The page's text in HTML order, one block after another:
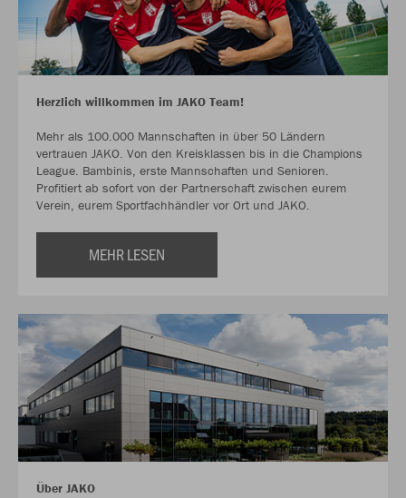
Herzlich willkommen im JAKO Team!
Mehr als 100.000 Mannschaften in über 50 Ländern
vertrauen JAKO. Von den Kreisklassen bis in die Champions
League. Bambinis, erste Mannschaften und Senioren.
Profitiert ab sofort von der Partnerschaft zwischen eurem
Verein, eurem Sportfachhändler vor Ort und JAKO.
MEHR LESEN
Über JAKO